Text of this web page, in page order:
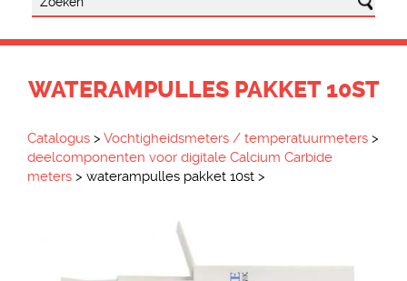
WATERAMPULLES PAKKET 10ST
Catalogus > Vochtigheidsmeters / temperatuurmeters >
deelcomponenten voor digitale Calcium Carbide
meters > waterampulles pakket 10st >